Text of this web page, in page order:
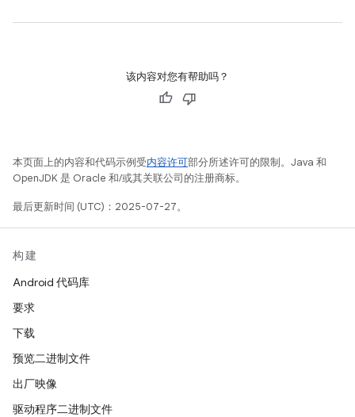
该内容对您有帮助吗？
本页面上的内容和代码示例受内容许可部分所述许可的限制。Java 和
OpenJDK 是 Oracle 和/或其关联公司的注册商标。
最后更新时间 (UTC)：2025-07-27。
构建
Android 代码库
要求
下载
预览二进制文件
出厂映像
驱动程序二进制文件